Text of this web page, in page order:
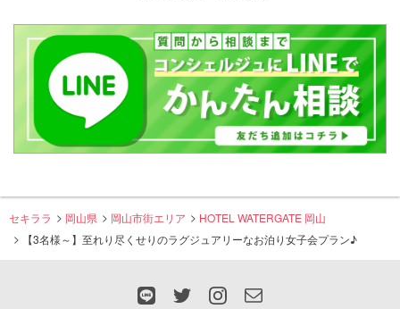
セキララ 岡山県 岡山市街エリア
HOTEL WATERGATE 岡山
【3名様～】至れり尽くせりのラグジュアリーなお泊り女子会プラン♪